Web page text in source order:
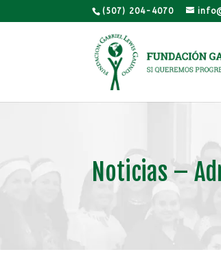
(507) 204-4070
Noticias –